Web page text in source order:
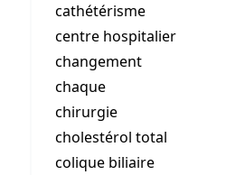
cathétérisme
centre hospitalier
changement
chaque
chirurgie
cholestérol total
colique biliaire